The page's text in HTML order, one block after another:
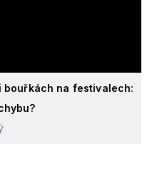
bouřkách na festivalech: